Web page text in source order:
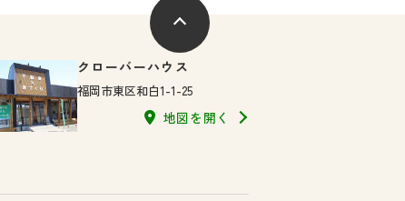
クローバーハウス
福岡市東区和白1-1-25
地図を開く